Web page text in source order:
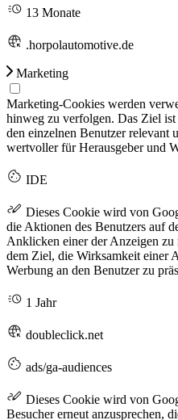
13 Monate
.horpolautomotive.de
Marketing
Marketing-Cookies werden
hinweg zu verfolgen. Das Ziel
den einzelnen Benutzer relevant
wertvoller für Herausgeber und
IDE
Dieses Cookie wird von
die Aktionen des Benutzers auf
Anklicken einer der Anzeigen
dem Ziel, die Wirksamkeit einer
Werbung an den Benutzer zu
1 Jahr
doubleclick.net
ads/ga-audiences
Dieses Cookie wird von
Besucher erneut anzusprechen,